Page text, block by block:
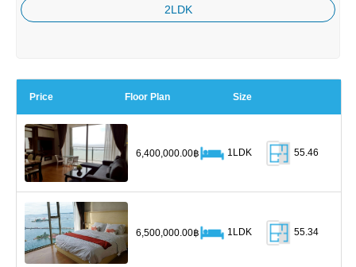
2LDK
Price Floor Plan Size
6,400,000.00฿ 1LDK 55.46
6,500,000.00฿ 1LDK 55.34